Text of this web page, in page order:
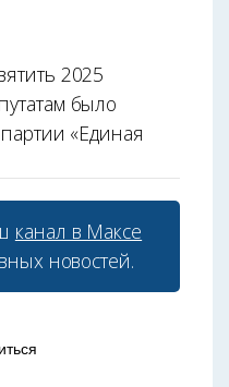
2025
было
«Единая
канал в Максе
новостей.